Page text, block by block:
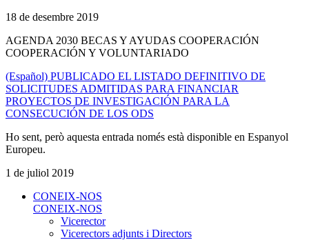
18 de desembre 2019
AGENDA 2030 BECAS Y AYUDAS COOPERACIÓN
COOPERACIÓN Y VOLUNTARIADO
(Español) PUBLICADO EL LISTADO DEFINITIVO DE
SOLICITUDES ADMITIDAS PARA FINANCIAR
PROYECTOS DE INVESTIGACIÓN PARA LA
CONSECUCIÓN DE LOS ODS
Ho sent, però aquesta entrada només està disponible en Espanyol
Europeu.
1 de juliol 2019
CONEIX-NOS
CONEIX-NOS
Vicerector
Vicerectors adjunts i Directors